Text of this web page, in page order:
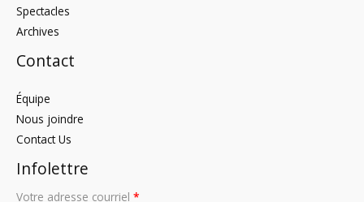
Spectacles
Archives
Contact
Équipe
Nous joindre
Contact Us
Infolettre
Votre adresse courriel *